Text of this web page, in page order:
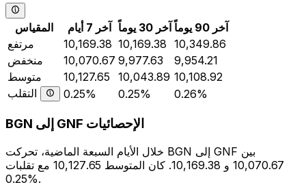
المقياس آخر 7 أيام آخر 30 يوماً
آخر 90 يوماً
مرتفع
10,169.38 10,169.38 10,349.86
منخفض
10,070.67 9,977.63
9,954.21
متوسط
10,127.65 10,043.89 10,108.92
التقلب
0.25% 0.25% 0.26%
BGN إلى GNF الإحصائيات
خلال الأيام السبعة الماضية، تحركت BGN إلى GNF بين
10,070.67 و 10,169.38. كان المتوسط 10,127.65 مع تقلبات
0.25%.